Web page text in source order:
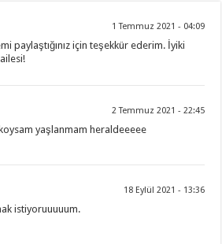
1 Temmuz 2021 - 04:09
paylaştığınız için teşekkür ederim. İyiki
ailesi!
2 Temmuz 2021 - 22:45
yaşlanmam heraldeeeee
18 Eylül 2021 - 13:36
istiyoruuuuum.